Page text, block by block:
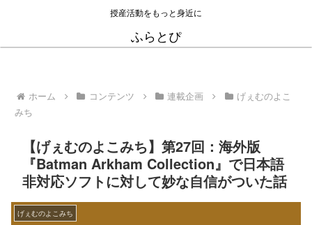
授産活動をもっと身近に
ふらとぴ
ホーム コンテンツ 連載企画
げぇむのよこ
みち
【げぇむのよこみち】第27回：海外版
『Batman Arkham Collection』で日本語
非対応ソフトに対して妙な自信がついた話
げぇむのよこみち